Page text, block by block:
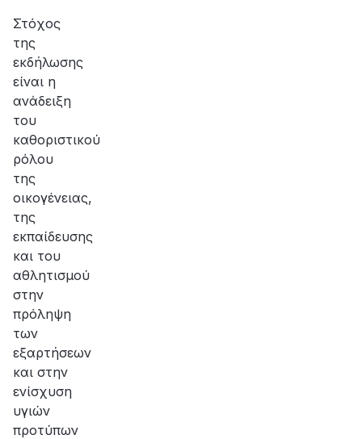
Στόχος
της
εκδήλωσης
είναι η
ανάδειξη
του
καθοριστικού
ρόλου
της
οικογένειας,
της
εκπαίδευσης
και του
αθλητισμού
στην
πρόληψη
των
εξαρτήσεων
και στην
ενίσχυση
υγιών
προτύπων